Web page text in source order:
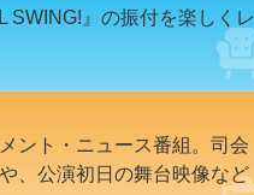
SWING!』の振付を楽しくレ
ント・ニュース番組。司会
、公演初日の舞台映像など